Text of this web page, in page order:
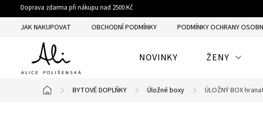
na
Doprava zdarma při nákupu nad 2500 Kč
JAK NAKUPOVAT OBCHODNÍ PODMÍNKY PODMÍNKY OCHRANY
NOVINKY ŽENY
Domů
BYTOVÉ DOPLŇKY Úložné boxy ÚLOŽNÝ BOX